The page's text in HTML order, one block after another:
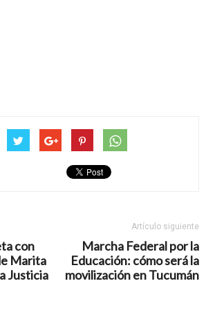
con
Marita
Justicia
Artículo siguiente
Marcha Federal por la
Educación: cómo será la
movilización en Tucumán